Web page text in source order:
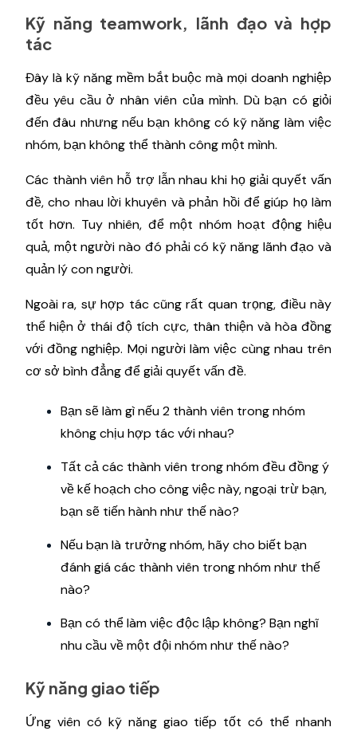
Kỹ năng teamwork, lãnh đạo và hợp
tác
Đây là kỹ năng mềm bắt buộc mà mọi doanh nghiệp
đều yêu cầu ở nhân viên của mình. Dù bạn có giỏi
đến đâu nhưng nếu bạn không có kỹ năng làm việc
nhóm, bạn không thể thành công một mình.
Các thành viên hỗ trợ lẫn nhau khi họ giải quyết vấn
đề, cho nhau lời khuyên và phản hồi để giúp họ làm
tốt hơn. Tuy nhiên, để một nhóm hoạt động hiệu
quả, một người nào đó phải có kỹ năng lãnh đạo và
quản lý con người.
Ngoài ra, sự hợp tác cũng rất quan trọng, điều này
thể hiện ở thái độ tích cực, thân thiện và hòa đồng
với đồng nghiệp. Mọi người làm việc cùng nhau trên
cơ sở bình đẳng để giải quyết vấn đề.
Bạn sẽ làm gì nếu 2 thành viên trong nhóm
không chịu hợp tác với nhau?
Tất cả các thành viên trong nhóm đều đồng ý
về kế hoạch cho công việc này, ngoại trừ bạn,
bạn sẽ tiến hành như thế nào?
Nếu bạn là trưởng nhóm, hãy cho biết bạn
đánh giá các thành viên trong nhóm như thế
nào?
Bạn có thể làm việc độc lập không? Bạn nghĩ
nhu cầu về một đội nhóm như thế nào?
Kỹ năng giao tiếp
Ứng viên có kỹ năng giao tiếp tốt có thể nhanh